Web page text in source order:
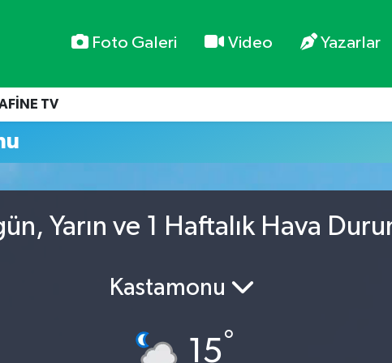
Foto Galeri Video Yazarlar
TV
Yarın ve 1 Haftalık Hava
Kastamonu
15°